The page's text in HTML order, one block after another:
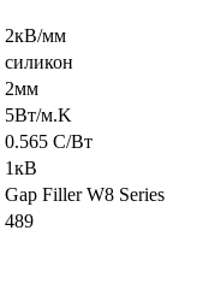
2кВ/мм
силикон
2мм
5Вт/м.K
0.565 C/Вт
1кВ
Gap Filler W8 Series
489